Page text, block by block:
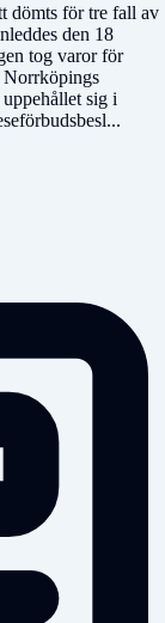
dömts för tre fall av
den 18
tog varor för
Norrköpings
sig i